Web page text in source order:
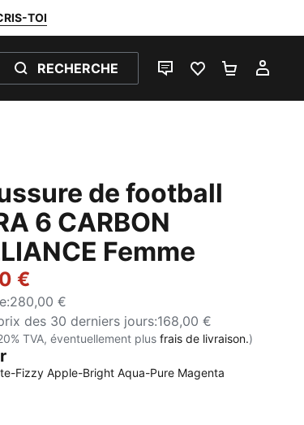
TOI
RECHERCHE
LIVE CHATFAVORIS 0PANIER 0
de football
6 CARBON
Femme
€
:280,00 €
des 30 derniers jours:168,00 €
TVA, éventuellement plusfrais de livraison.)
Fizzy Apple-Bright Aqua-Pure Magenta
White-Fizzy Apple-Bright Aqua-Pure Magenta